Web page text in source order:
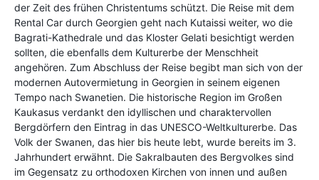
der Zeit des frühen Christentums schützt. Die Reise mit dem
Rental Car durch Georgien geht nach Kutaissi weiter, wo die
Bagrati-Kathedrale und das Kloster Gelati besichtigt werden
sollten, die ebenfalls dem Kulturerbe der Menschheit
angehören. Zum Abschluss der Reise begibt man sich von der
modernen Autovermietung in Georgien in seinem eigenen
Tempo nach Swanetien. Die historische Region im Großen
Kaukasus verdankt den idyllischen und charaktervollen
Bergdörfern den Eintrag in das UNESCO-Weltkulturerbe. Das
Volk der Swanen, das hier bis heute lebt, wurde bereits im 3.
Jahrhundert erwähnt. Die Sakralbauten des Bergvolkes sind
im Gegensatz zu orthodoxen Kirchen von innen und außen